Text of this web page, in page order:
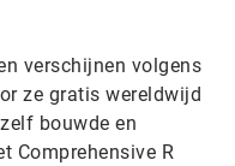
verschijnen volgens
ze gratis wereldwijd
bouwde en
Comprehensive R